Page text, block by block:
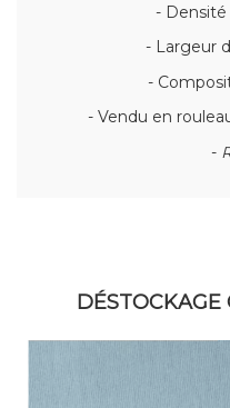
- Densité
- Largeur
-
- Vendu en
-
DÉSTOCKAGE